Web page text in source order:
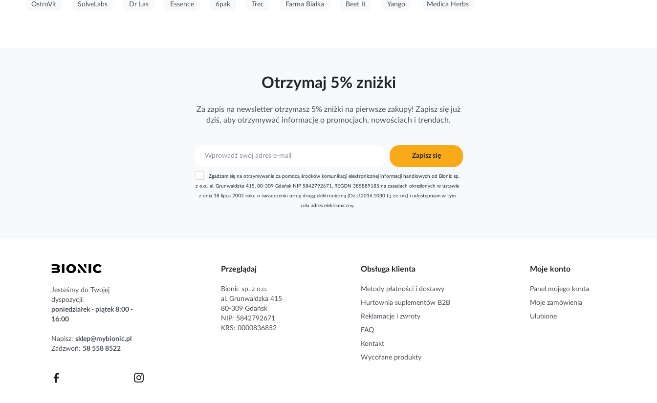
OstroVit SolveLabs Dr Las Essence 6pak Trec Farma Białka Beet It Yango Medica Herbs
Otrzymaj 5% zniżki
Za zapis na newsletter otrzymasz 5% zniżki na pierwsze zakupy! Zapisz się już
dziś, aby otrzymywać informacje o promocjach, nowościach i trendach.
s
k
Zapisz się
Zgadzam się na otrzymywanie za pomocą środków komunikacji elektronicznej informacji handlowych od Bionic sp.
z o.o., al. Grunwaldzka 415, 80-309 Gdańsk NIP 5842792671, REGON 385889185 na zasadach określonych w ustawie
z dnia 18 lipca 2002 roku o świadczeniu usług drogą elektroniczną (Dz.U.2016.1030 t.j. ze zm.) i udostępniam w tym
celu adres elektroniczny.
Jesteśmy do Twojej
dyspozycji:
poniedziałek - piątek 8:00 -
16:00
Napisz: sklep@mybionic.pl
Zadzwoń: 58 558 8522
Przeglądaj
Bionic sp. z o.o.
al. Grunwaldzka 415
80-309 Gdańsk
NIP: 5842792671
KRS: 0000836852
Obsługa klienta
Metody płatności i dostawy
Hurtownia suplementów B2B
Reklamacje i zwroty
FAQ
Kontakt
Wycofane produkty
Moje konto
Panel mojego konta
Moje zamówienia
Ulubione